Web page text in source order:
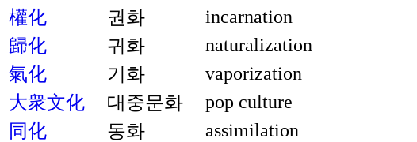
權化
권화
incarnation
歸化
귀화
naturalization
氣化
기화
vaporization
大衆文化
대중문화
pop culture
同化
동화
assimilation